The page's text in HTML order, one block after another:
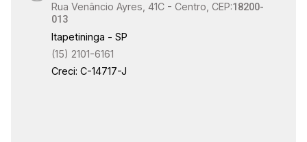
valorização.
Rua Venâncio Ayres, 41C - Centro, CEP:18200-
013
Itapetininga - SP
(15) 2101-6161
Creci: C-14717-J